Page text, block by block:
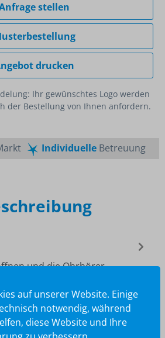
stellen
drucken
Ihr gewünschtes Logo werden
der Bestellung von Ihnen anfordern.
IndividuelleBetreuung
und die Ohrhörer
Mehr
auf unserer Website. Einige
notwendig, während
diese Website und Ihre